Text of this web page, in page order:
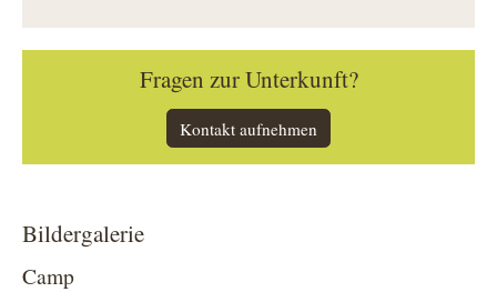
Fragen zur Unterkunft?
Kontakt aufnehmen
Bildergalerie
Camp